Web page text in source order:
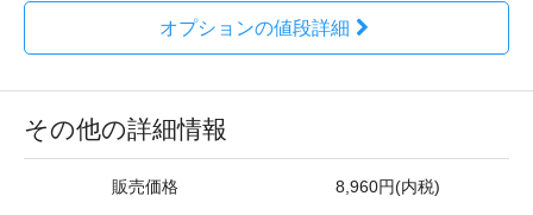
オプションの値段詳細
その他の詳細情報
販売価格 8,960円(内税)